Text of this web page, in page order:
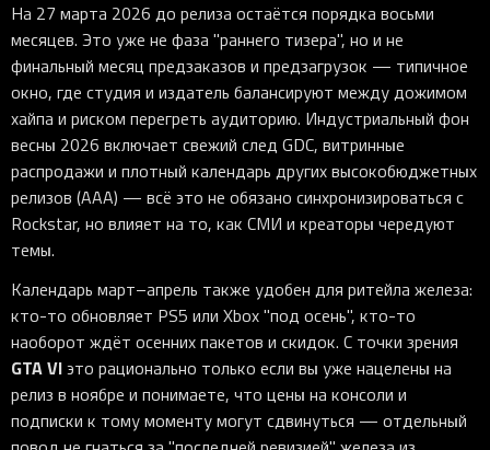
На 27 марта 2026 до релиза остаётся порядка восьми
месяцев. Это уже не фаза "раннего тизера", но и не
финальный месяц предзаказов и предзагрузок — типичное
окно, где студия и издатель балансируют между дожимом
хайпа и риском перегреть аудиторию. Индустриальный фон
весны 2026 включает свежий след GDC, витринные
распродажи и плотный календарь других высокобюджетных
релизов (AAA) — всё это не обязано синхронизироваться с
Rockstar, но влияет на то, как СМИ и креаторы чередуют
темы.
Календарь март–апрель также удобен для ритейла железа:
кто-то обновляет PS5 или Xbox "под осень", кто-то
наоборот ждёт осенних пакетов и скидок. С точки зрения
GTA VIэто рационально только если вы уже нацелены на
релиз в ноябре и понимаете, что цены на консоли и
подписки к тому моменту могут сдвинуться — отдельный